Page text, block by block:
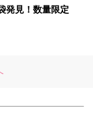
発見！数量限定